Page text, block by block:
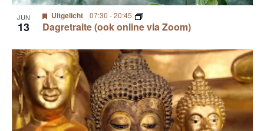
JUN
13 Dagretraite (ook online via Zoom)
Uitgelicht 07:30 -20:45